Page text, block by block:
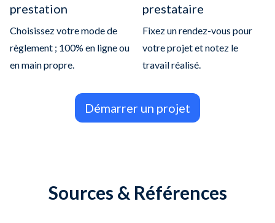
prestation
Choisissez votre mode de
règlement ; 100% en ligne ou
en main propre.
prestataire
Fixez un rendez-vous pour
votre projet et notez le
travail réalisé.
Démarrer un projet
Sources & Références